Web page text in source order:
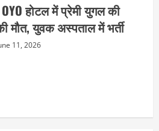
होटल में प्रेमी युगल की
मौत, युवक अस्पताल में भर्ती
11, 2026